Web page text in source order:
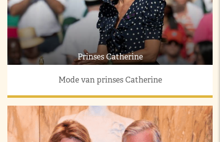
Prinses Catherine
Mode van prinses Catherine